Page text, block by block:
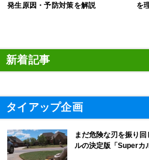
発生原因・予防対策を解説
を
新着記事
タイアップ企画
まだ危険な刃を振り
ルの決定版「Superカ